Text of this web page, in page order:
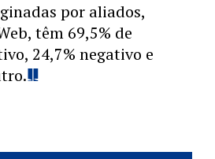
por aliados,
têm 69,5% de
24,7% negativo e